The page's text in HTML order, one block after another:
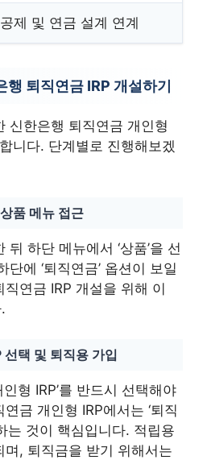
제 및 연금 설계 연계
퇴직연금 IRP 개설하기
신한은행 퇴직연금 개인형
니다. 단계별로 진행해보겠
품 메뉴 접근
하단 메뉴에서 ‘상품’을 선
에 ‘퇴직연금’ 옵션이 보일
연금 IRP 개설을 위해 이
택 및 퇴직용 가입
형 IRP’를 반드시 선택해야
금 개인형 IRP에서는 ‘퇴직
는 것이 핵심입니다. 적립용
, 퇴직금을 받기 위해서는